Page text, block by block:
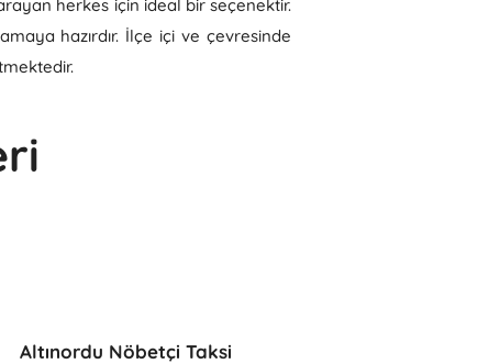
herkes için ideal bir seçenektir.
hazırdır. İlçe içi ve çevresinde
Altınordu Nöbetçi Taksi